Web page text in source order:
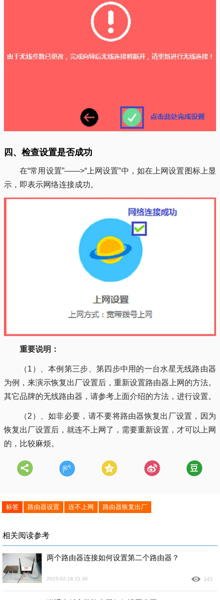
四、检查设置是否成功
在“常用设置”——>“上网设置”中，如在上网设置图标上显
示，即表示网络连接成功。
重要说明：
（1）、本例第三步、第四步中用的一台水星无线路由器
为例，来演示恢复出厂设置后，重新设置路由器上网的方法。
其它品牌的无线路由器，请参考上面介绍的方法，进行设置。
（2）、如非必要，请不要将路由器恢复出厂设置，因为
恢复出厂设置后，就连不上网了，需要重新设置，才可以上网
的，比较麻烦。
标签 路由器设置 连不上网 路由器恢复出厂
相关阅读参考
两个路由器连接如何设置第二个路由器？
2025-02-18 21:36 143